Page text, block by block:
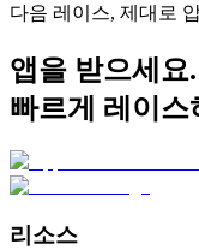
다음 레이스, 제대로
앱을 받으세요
빠르게 레이스
리소스